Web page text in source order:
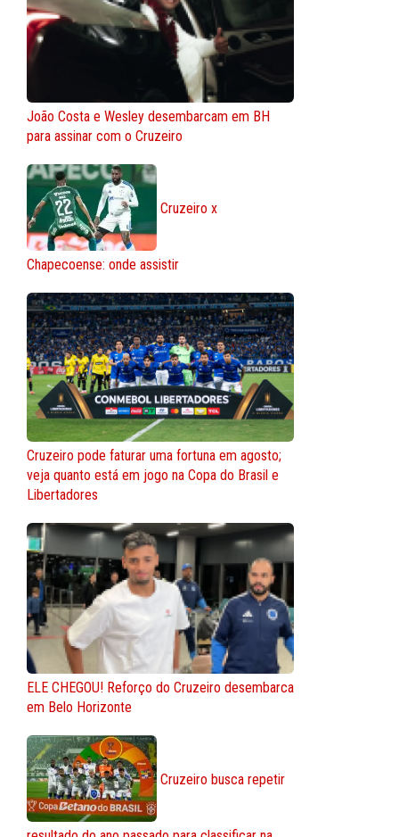
João Costa e Wesley desembarcam em BH
para assinar com o Cruzeiro
Cruzeiro x
Chapecoense: onde assistir
Cruzeiro pode faturar uma fortuna em agosto;
veja quanto está em jogo na Copa do Brasil e
Libertadores
ELE CHEGOU! Reforço do Cruzeiro desembarca
em Belo Horizonte
Cruzeiro busca repetir